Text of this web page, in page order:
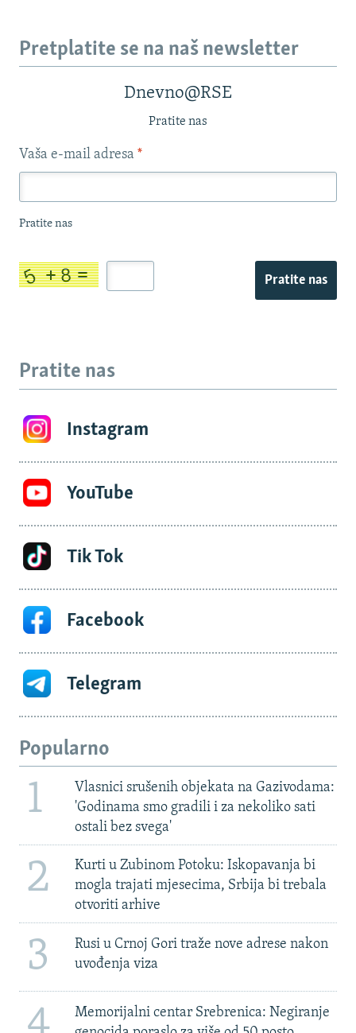
Pretplatite se na naš newsletter
Dnevno@RSE
Pratite nas
Vaša e-mail adresa *
Pratite nas
Pratite nas
Pratite nas
Instagram
YouTube
Tik Tok
Facebook
Telegram
Popularno
1
Vlasnici srušenih objekata na Gazivodama:
'Godinama smo gradili i za nekoliko sati
ostali bez svega'
2
Kurti u Zubinom Potoku: Iskopavanja bi
mogla trajati mjesecima, Srbija bi trebala
otvoriti arhive
3
Rusi u Crnoj Gori traže nove adrese nakon
uvođenja viza
Memorijalni centar Srebrenica: Negiranje